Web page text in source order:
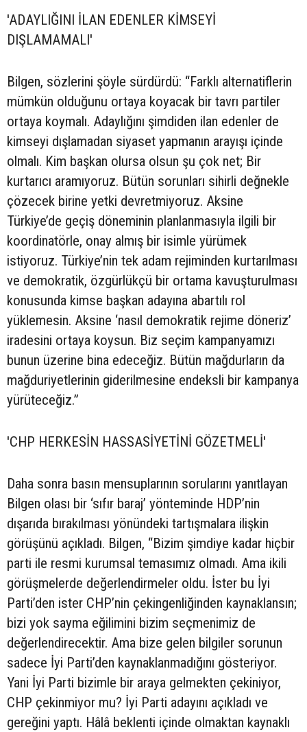
'ADAYLIĞINI İLAN EDENLER KİMSEYİ
DIŞLAMAMALI'
Bilgen, sözlerini şöyle sürdürdü: “Farklı alternatiflerin
mümkün olduğunu ortaya koyacak bir tavrı partiler
ortaya koymalı. Adaylığını şimdiden ilan edenler de
kimseyi dışlamadan siyaset yapmanın arayışı içinde
olmalı. Kim başkan olursa olsun şu çok net; Bir
kurtarıcı aramıyoruz. Bütün sorunları sihirli değnekle
çözecek birine yetki devretmiyoruz. Aksine
Türkiye’de geçiş döneminin planlanmasıyla ilgili bir
koordinatörle, onay almış bir isimle yürümek
istiyoruz. Türkiye’nin tek adam rejiminden kurtarılması
ve demokratik, özgürlükçü bir ortama kavuşturulması
konusunda kimse başkan adayına abartılı rol
yüklemesin. Aksine ‘nasıl demokratik rejime döneriz’
iradesini ortaya koysun. Biz seçim kampanyamızı
bunun üzerine bina edeceğiz. Bütün mağdurların da
mağduriyetlerinin giderilmesine endeksli bir kampanya
yürüteceğiz.”
'CHP HERKESİN HASSASİYETİNİ GÖZETMELİ'
Daha sonra basın mensuplarının sorularını yanıtlayan
Bilgen olası bir ‘sıfır baraj’ yönteminde HDP’nin
dışarıda bırakılması yönündeki tartışmalara ilişkin
görüşünü açıkladı. Bilgen, “Bizim şimdiye kadar hiçbir
parti ile resmi kurumsal temasımız olmadı. Ama ikili
görüşmelerde değerlendirmeler oldu. İster bu İyi
Parti’den ister CHP’nin çekingenliğinden kaynaklansın;
bizi yok sayma eğilimini bizim seçmenimiz de
değerlendirecektir. Ama bize gelen bilgiler sorunun
sadece İyi Parti’den kaynaklanmadığını gösteriyor.
Yani İyi Parti bizimle bir araya gelmekten çekiniyor,
CHP çekinmiyor mu? İyi Parti adayını açıkladı ve
gereğini yaptı. Hâlâ beklenti içinde olmaktan kaynaklı